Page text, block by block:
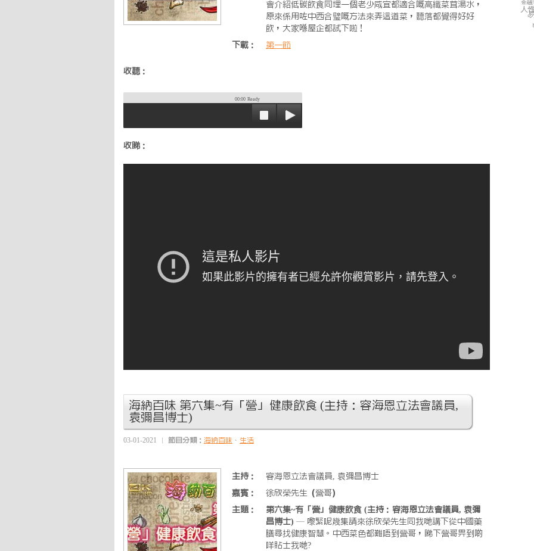
會介紹低碳飲食同埋一個老少咸宜都適合嘅高纖菜茸湯水，
原來係用咗中西合璧嘅方法來弄這道菜，聽落都覺得好好
飲，大家喺屋企都試下啦！
下載：
第一節
收聽：
00:00 Ready
收睇：
海納百味 第六集~有「營」健康飲食 (主持：容海恩立法會議員,
袁彌昌博士)
03-01-2021 節目分類： 海納百味 、 生活
主持：
容海恩立法會議員, 袁彌昌博士
嘉賓：
徐欣榮先生（營哥）
主題：
第六集~有「營」健康飲食 (主持：容海恩立法會議員, 袁彌
昌博士) — 嚟緊呢幾集請來徐欣榮先生同我哋講下從中國藥
膳尋找健康智慧。中西菜色都難唔到營哥，睇下營哥畀到啲
咩貼士我哋?